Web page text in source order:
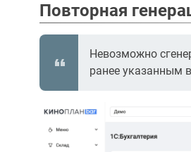
Повторная
Невозможно
ранее указанным